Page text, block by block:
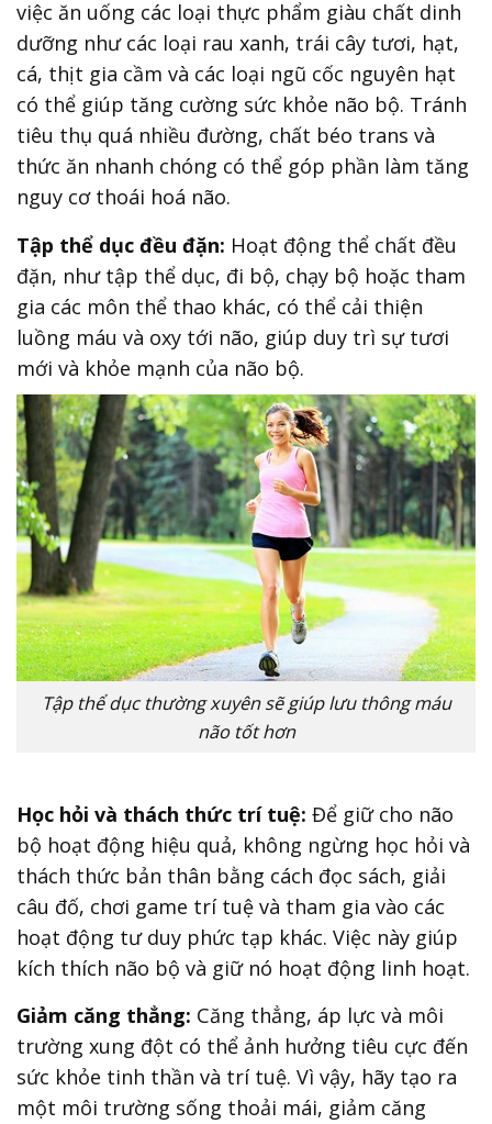
việc ăn uống các loại thực phẩm giàu chất dinh
dưỡng như các loại rau xanh, trái cây tươi, hạt,
cá, thịt gia cầm và các loại ngũ cốc nguyên hạt
có thể giúp tăng cường sức khỏe não bộ. Tránh
tiêu thụ quá nhiều đường, chất béo trans và
thức ăn nhanh chóng có thể góp phần làm tăng
nguy cơ thoái hoá não.
Tập thể dục đều đặn: Hoạt động thể chất đều
đặn, như tập thể dục, đi bộ, chạy bộ hoặc tham
gia các môn thể thao khác, có thể cải thiện
luồng máu và oxy tới não, giúp duy trì sự tươi
mới và khỏe mạnh của não bộ.
Tập thể dục thường xuyên sẽ giúp lưu thông máu
não tốt hơn
Học hỏi và thách thức trí tuệ: Để giữ cho não
bộ hoạt động hiệu quả, không ngừng học hỏi và
thách thức bản thân bằng cách đọc sách, giải
câu đố, chơi game trí tuệ và tham gia vào các
hoạt động tư duy phức tạp khác. Việc này giúp
kích thích não bộ và giữ nó hoạt động linh hoạt.
Giảm căng thẳng: Căng thẳng, áp lực và môi
trường xung đột có thể ảnh hưởng tiêu cực đến
sức khỏe tinh thần và trí tuệ. Vì vậy, hãy tạo ra
một môi trường sống thoải mái, giảm căng